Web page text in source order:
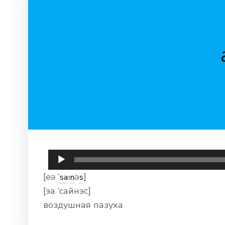
Аудиоплеер
[eə ‘saɪnəs]
[эа ‘сайнэс]
воздушная пазуха